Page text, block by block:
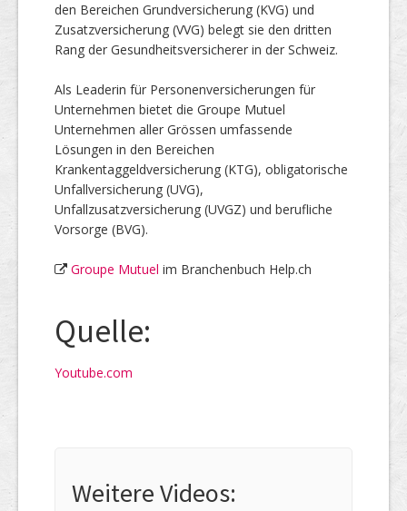
den Bereichen Grundversicherung (KVG) und
Zusatzversicherung (VVG) belegt sie den dritten
Rang der Gesundheitsversicherer in der Schweiz.
Als Leaderin für Personenversicherungen für
Unternehmen bietet die Groupe Mutuel
Unternehmen aller Grössen umfassende
Lösungen in den Bereichen
Krankentaggeldversicherung (KTG), obligatorische
Unfallversicherung (UVG),
Unfallzusatzversicherung (UVGZ) und berufliche
Vorsorge (BVG).
Groupe Mutuel im Branchenbuch Help.ch
Quelle:
Youtube.com
Weitere Videos: